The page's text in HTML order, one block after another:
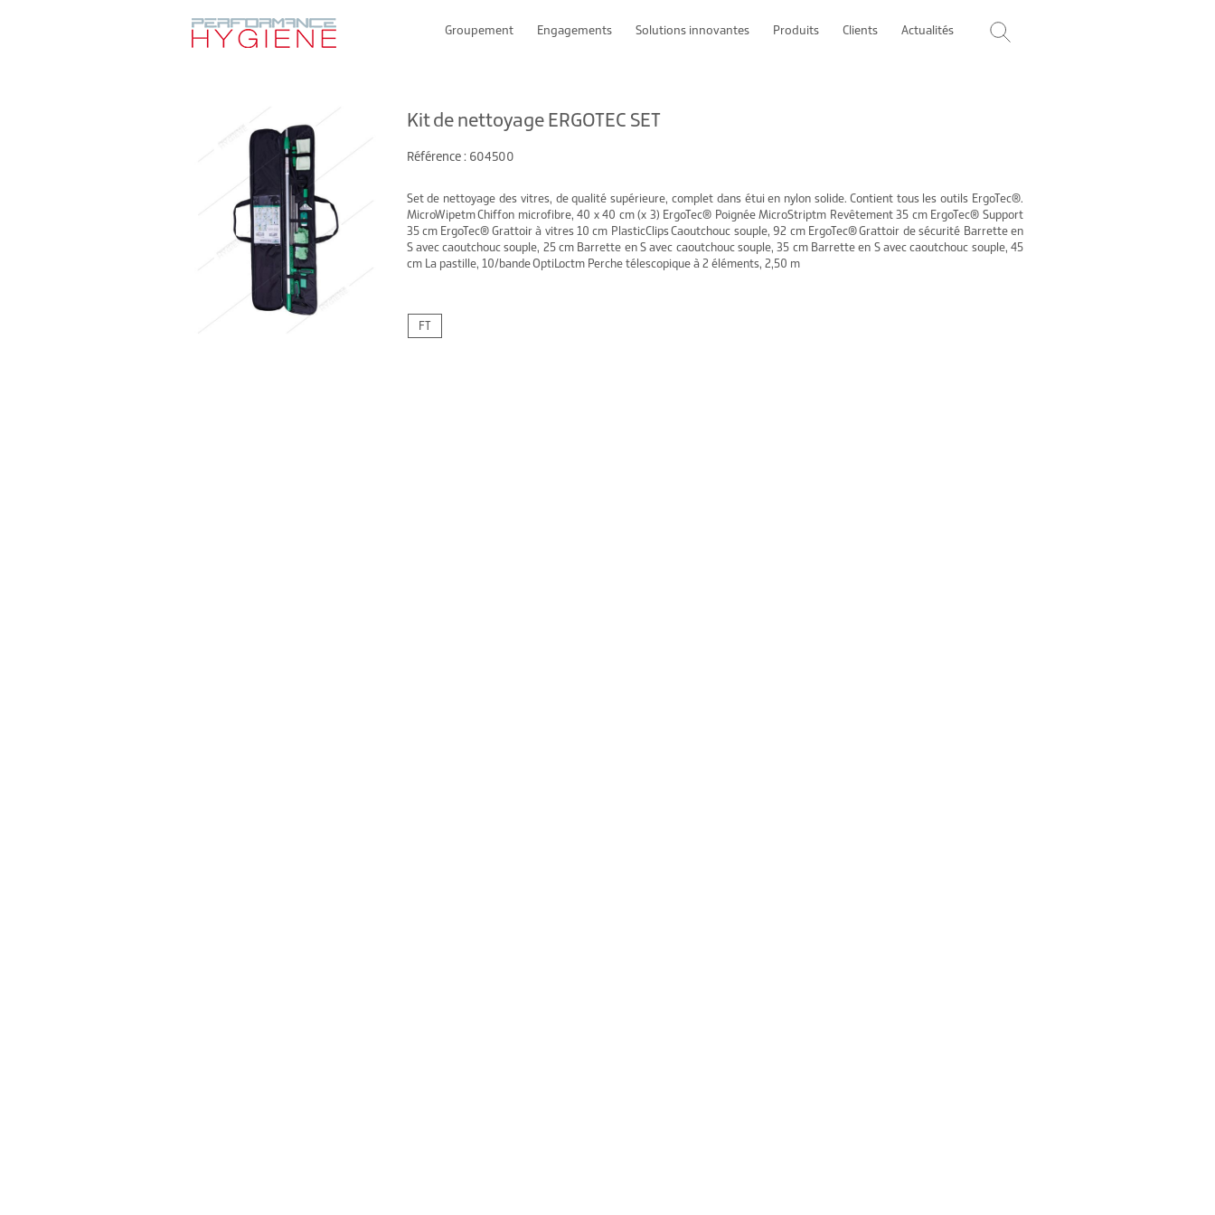
Groupement Engagements Solutions innovantes Produits Clients Actualités
Kit de nettoyage ERGOTEC SET
Référence : 604500
Set de nettoyage des vitres, de qualité supérieure, complet dans étui en nylon solide. Contient tous les outils ErgoTec®.
MicroWipetm Chiffon microfibre, 40 x 40 cm (x 3) ErgoTec® Poignée MicroStriptm Revêtement 35 cm ErgoTec® Support
35 cm ErgoTec® Grattoir à vitres 10 cm PlasticClips Caoutchouc souple, 92 cm ErgoTec® Grattoir de sécurité Barrette en
S avec caoutchouc souple, 25 cm Barrette en S avec caoutchouc souple, 35 cm Barrette en S avec caoutchouc souple, 45
cm La pastille, 10/bande OptiLoctm Perche télescopique à 2 éléments, 2,50 m
FT